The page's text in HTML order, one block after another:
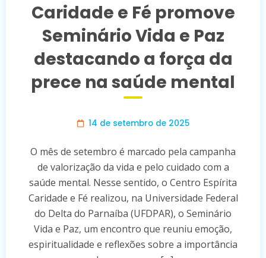
Caridade e Fé promove
Seminário Vida e Paz
destacando a força da
prece na saúde mental
14 de setembro de 2025
O mês de setembro é marcado pela campanha
de valorização da vida e pelo cuidado com a
saúde mental. Nesse sentido, o Centro Espírita
Caridade e Fé realizou, na Universidade Federal
do Delta do Parnaíba (UFDPAR), o Seminário
Vida e Paz, um encontro que reuniu emoção,
espiritualidade e reflexões sobre a importância